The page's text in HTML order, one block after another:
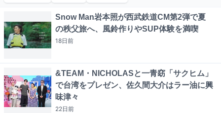
Snow Man岩本照が西武鉄道CM第2弾で夏
の秩父旅へ、風鈴作りやSUP体験を満喫
18日前
&TEAM・NICHOLASと一青窈「サクヒム」
で台湾をプレゼン、佐久間大介はラー油に興
味津々
22日前